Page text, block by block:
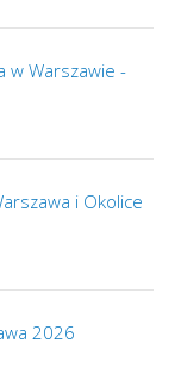
w Warszawie -
i Okolice
2026